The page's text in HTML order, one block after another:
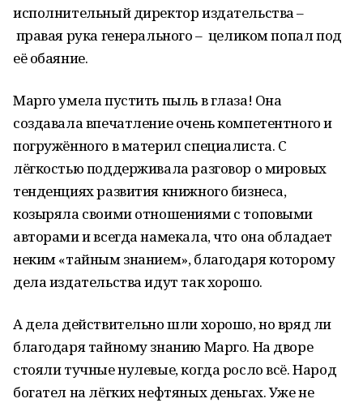
исполнительный директор издательства –
правая рука генерального – целиком попал под
её обаяние.
Марго умела пустить пыль в глаза! Она
создавала впечатление очень компетентного и
погружённого в материл специалиста. С
лёгкостью поддерживала разговор о мировых
тенденциях развития книжного бизнеса,
козыряла своими отношениями с топовыми
авторами и всегда намекала, что она обладает
неким «тайным знанием», благодаря которому
дела издательства идут так хорошо.
А дела действительно шли хорошо, но вряд ли
благодаря тайному знанию Марго. На дворе
стояли тучные нулевые, когда росло всё. Народ
богател на лёгких нефтяных деньгах. Уже не